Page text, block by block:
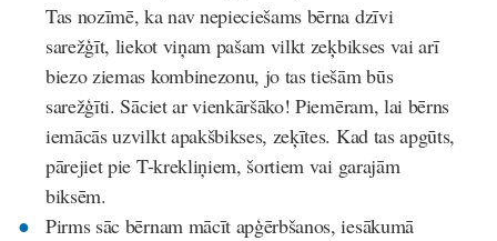
Tas nozīmē, ka nav nepieciešams bērna dzīvi
sarežģīt, liekot viņam pašam vilkt zeķbikses vai arī
biezo ziemas kombinezonu, jo tas tiešām būs
sarežģīti. Sāciet ar vienkāršāko! Piemēram, lai bērns
iemācās uzvilkt apakšbikses, zeķītes. Kad tas apgūts,
pārejiet pie T-krekliņiem, šortiem vai garajām
biksēm.
Pirms sāc bērnam mācīt apģērbšanos, iesākumā